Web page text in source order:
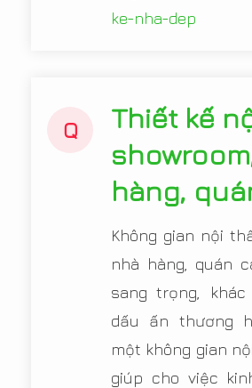
ke-nha-dep
Q
Thiết kế
hàng,
Không gian nội
nhà hàng, quán
sang trọng,
dấu ấn thương
một không gian
giúp cho việc